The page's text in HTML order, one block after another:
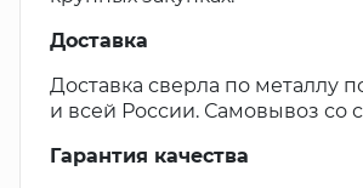
Доставка
Доставка сверла по металлу
и всей России. Самовывоз со
Гарантия качества